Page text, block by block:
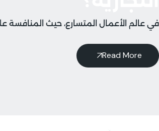
في عالم الأعمال المتسارع، حيث
Read More